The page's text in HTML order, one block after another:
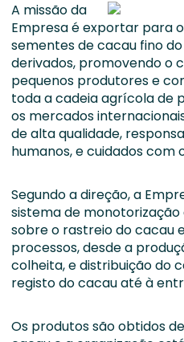
A missão da
Empresa é exportar para
sementes de cacau fino do
derivados, promovendo o
pequenos produtores e
toda a cadeia agrícola de
os mercados
de alta qualidade,
humanos, e cuidados com
Segundo a direção, a
sistema de
sobre o rastreio do cacau
processos, desde a
colheita, e distribuição do
registo do cacau até à
Os produtos são obtidos